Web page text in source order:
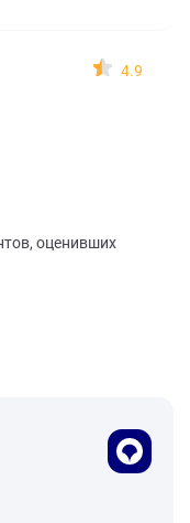
4.9
оценивших